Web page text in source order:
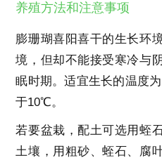
养殖方法和注意事项
膨珊瑚喜阳喜干的生长环
境，但却不能接受寒冷与
眠时期。适宜生长的温度
于10℃。
若要盆栽，配土可选用蛭
土壤，用粗砂、蛭石、腐